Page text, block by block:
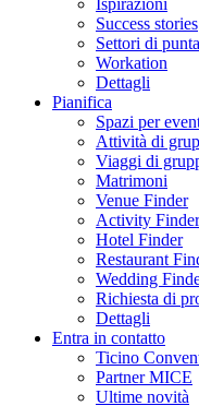
Success stories
Settori di punta
Workation
Dettagli
Pianifica
Spazi per
Attività di
Viaggi di
Matrimoni
Venue Finder
Activity Finder
Hotel Finder
Restaurant
Wedding
Richiesta di
Dettagli
Entra in contatto
Ticino
Partner MICE
Ultime novità